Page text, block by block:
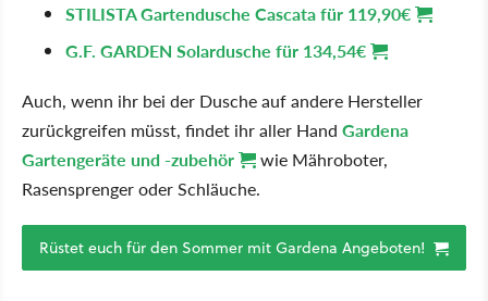
STILISTA Gartendusche Cascata für 119,90€
G.F. GARDEN Solardusche für 134,54€
Auch, wenn ihr bei der Dusche auf andere Hersteller
zurückgreifen müsst, findet ihr aller Hand Gardena
Gartengeräte und -zubehör
wie Mähroboter,
Rasensprenger oder Schläuche.
Rüstet euch für den Sommer mit Gardena Angeboten!